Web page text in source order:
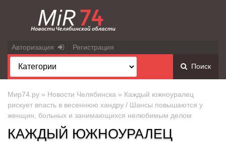
Авторизация Регистрация
Поиск
Мир74.ру » Новости Челябинска » Каждый южноуралец
рискует впасть в весеннюю хандру / Шансы повышаются у
женщин, больных и занимающихся нелюбимым делом
КАЖДЫЙ ЮЖНОУРАЛЕЦ